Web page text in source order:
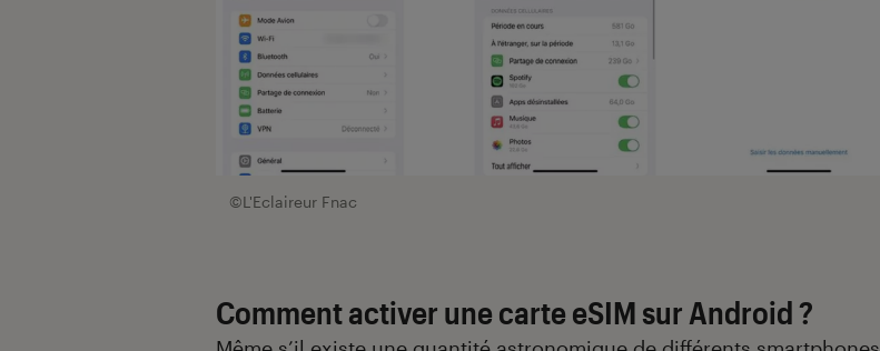
©L'Eclaireur Fnac
Comment activer une carte eSIM sur Android ?